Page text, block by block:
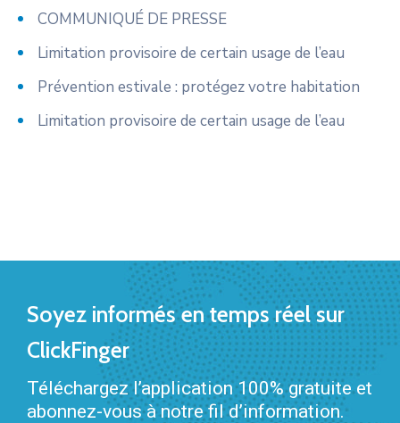
COMMUNIQUÉ DE PRESSE
Limitation provisoire de certain usage de l’eau
Prévention estivale : protégez votre habitation
Limitation provisoire de certain usage de l’eau
Soyez informés en temps réel sur
ClickFinger
Téléchargez l’application 100% gratuite et
abonnez-vous à notre fil d’information.